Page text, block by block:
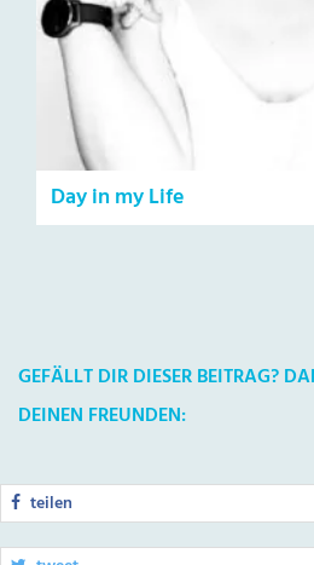
Day in my Life
GEFÄLLT DIR DIESER BEITRAG?
DEINEN FREUNDEN:
teilen